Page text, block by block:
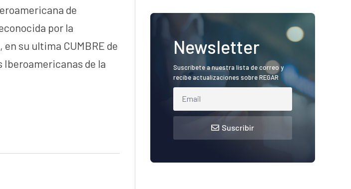
de
por la
su ultima CUMBRE de
Iberoamericanas de la
Newsletter
Suscríbete a nuestra lista de correo y
recibe actualizaciones sobre REGAR
Suscribir